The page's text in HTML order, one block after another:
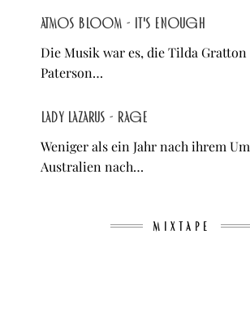
atmos bloom - It's Enough
Die Musik war es, die Tilda
Paterson…
Lady Lazarus - RAGE
Weniger als ein Jahr nach ihrem
Australien nach…
MIXTAPE